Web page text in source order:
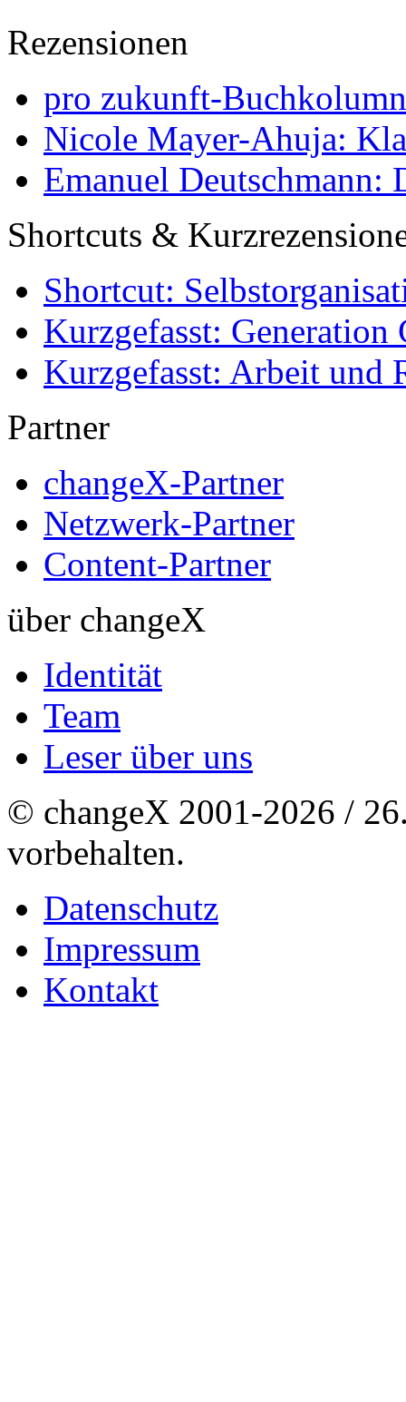
Rezensionen
pro zukunft-
Nicole Mayer-Ahuja:
Emanuel Deutschmann:
Shortcuts &
Shortcut:
Kurzgefasst: Generation
Kurzgefasst: Arbeit und
Partner
changeX-Partner
Netzwerk-Partner
Content-Partner
über changeX
Identität
Team
Leser über uns
© changeX 2001-2026 /
vorbehalten.
Datenschutz
Impressum
Kontakt